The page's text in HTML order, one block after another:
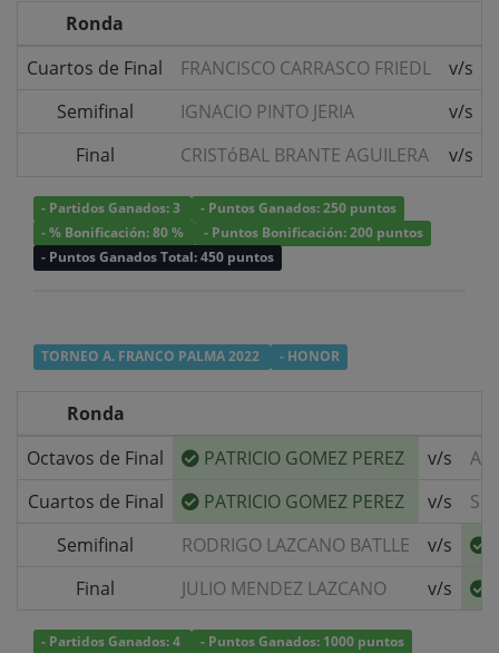
Ronda
Cuartos de Final
FRANCISCO CARRASCO FRIEDL
v/s
Semifinal
IGNACIO PINTO JERIA
v/s
Final
CRISTóBAL BRANTE AGUILERA v/s
- Partidos Ganados: 3
- Puntos Ganados: 250 puntos
- % Bonificación: 80 %
- Puntos Bonificación: 200 puntos
- Puntos Ganados Total: 450 puntos
TORNEO A. FRANCO PALMA 2022 - HONOR
Ronda
Octavos de Final
PATRICIO GOMEZ PEREZ v/s
Cuartos de Final
PATRICIO GOMEZ PEREZ v/s
Semifinal
RODRIGO LAZCANO BATLLE v/s
Final
JULIO MENDEZ LAZCANO v/s
- Partidos Ganados: 4
- Puntos Ganados: 1000 puntos